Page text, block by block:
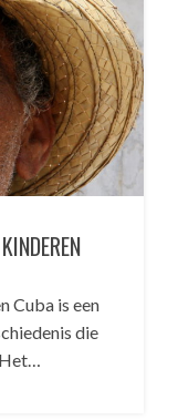
Cuba is een
die